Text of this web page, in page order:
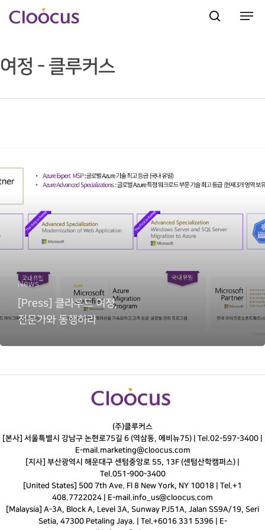
Hit enter to search or ESC to close
여정 - 클루커스
News
[Press] 클라우드 여정,
전문가와 동행하라
(주)클루커스
[본사] 서울특별시 강남구 논현로75길 6 (역삼동, 에비뉴75) | Tel.02-597-3400
E-mail.marketing@cloocus.com
[지사] 부산광역시 해운대구 센텀중앙로 55, 13F (센텀산학캠퍼스) |
Tel.051-900-3400
[United States] 500 7th Ave. Fl 8 New York, NY 10018 | Tel.+1
408.7722024 | E-mail.info_us@cloocus.com
[Malaysia] A-3A, Block A, Level 3A, Sunway PJ51A, Jalan SS9A/19, Seri
Setia, 47300 Petaling Jaya. | Tel.+6016 331 5396 | E-